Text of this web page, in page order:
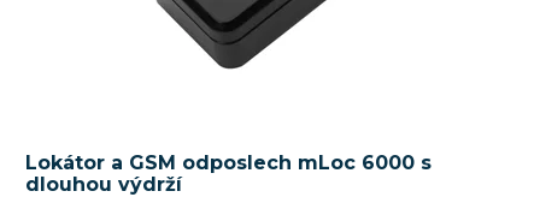
Lokátor a GSM odposlech mLoc 6000 s
dlouhou výdrží